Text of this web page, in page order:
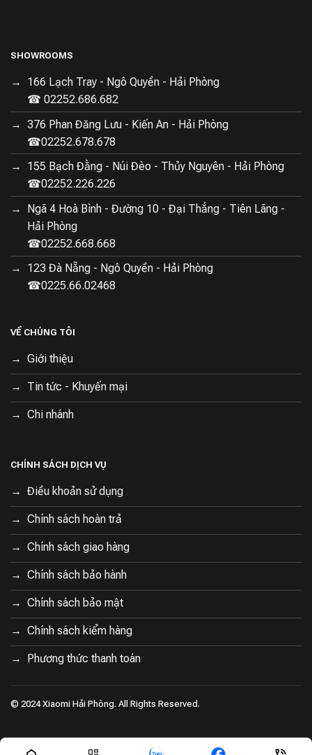
SHOWROOMS
166 Lạch Tray - Ngô Quyền - Hải Phòng
☎ 02252.686.682
376 Phan Đăng Lưu - Kiến An - Hải Phòng
☎02252.678.678
155 Bạch Đằng - Núi Đèo - Thủy Nguyên - Hải Phòng
☎02252.226.226
Ngã 4 Hoà Bình - Đường 10 - Đại Thắng - Tiên Lãng -
Hải Phòng
☎02252.668.668
123 Đà Nẵng - Ngô Quyền - Hải Phòng
☎0225.66.02468
VỀ CHÚNG TÔI
Giới thiệu
Tin tức - Khuyến mại
Chi nhánh
CHÍNH SÁCH DỊCH VỤ
Điều khoản sử dụng
Chính sách hoàn trả
Chính sách giao hàng
Chính sách bảo hành
Chính sách bảo mật
Chính sách kiểm hàng
Phương thức thanh toán
© 2024 Xiaomi Hải Phòng. All Rights Reserved.